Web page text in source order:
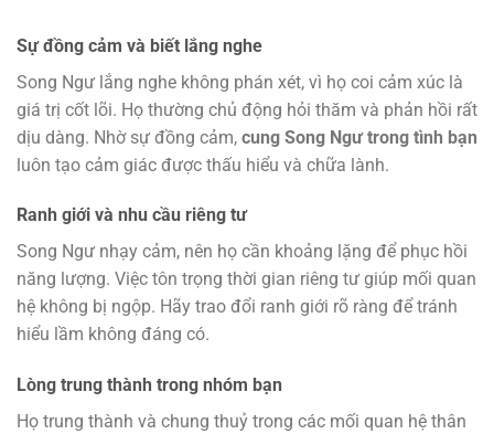
Sự đồng cảm và biết lắng nghe
Song Ngư lắng nghe không phán xét, vì họ coi cảm xúc là
giá trị cốt lõi. Họ thường chủ động hỏi thăm và phản hồi rất
dịu dàng. Nhờ sự đồng cảm, cung Song Ngư trong tình bạn
luôn tạo cảm giác được thấu hiểu và chữa lành.
Ranh giới và nhu cầu riêng tư
Song Ngư nhạy cảm, nên họ cần khoảng lặng để phục hồi
năng lượng. Việc tôn trọng thời gian riêng tư giúp mối quan
hệ không bị ngộp. Hãy trao đổi ranh giới rõ ràng để tránh
hiểu lầm không đáng có.
Lòng trung thành trong nhóm bạn
Họ trung thành và chung thuỷ trong các mối quan hệ thân